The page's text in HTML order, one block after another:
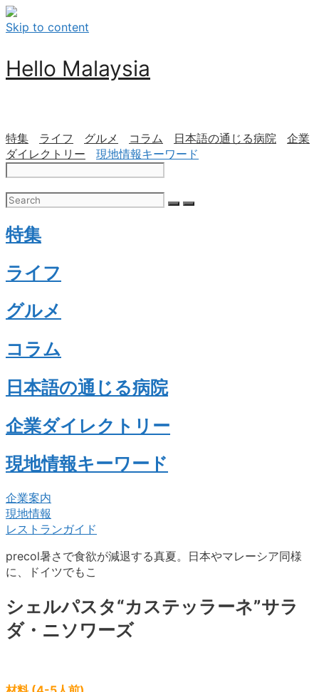
Skip to content
Hello Malaysia
特集 ライフ グルメ コラム 日本語の通じる病院
企業
ダイレクトリー
現地情報キーワード
特集
ライフ
グルメ
コラム
日本語の通じる病院
企業ダイレクトリー
現地情報キーワード
企業案内
現地情報
レストランガイド
precol暑さで食欲が減退する真夏。日本やマレーシア同様
に、ドイツでもこ
シェルパスタ“カステッラーネ”サラ
ダ・ニソワーズ